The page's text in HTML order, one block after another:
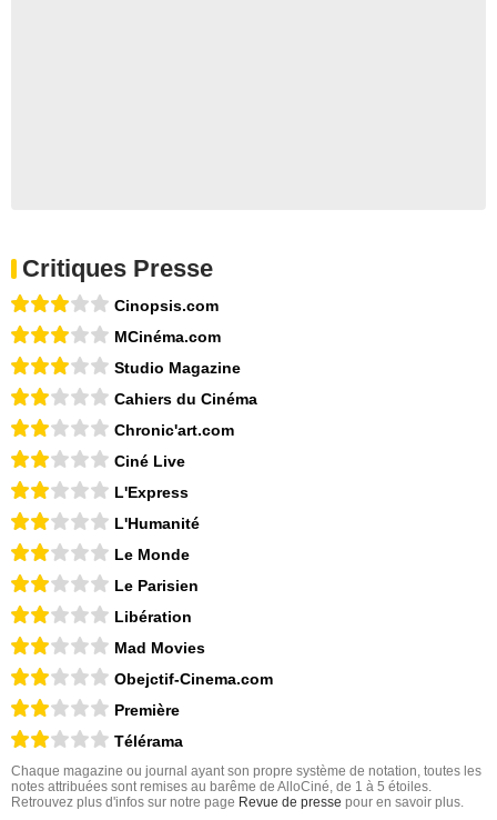
Critiques Presse
Cinopsis.com
MCinéma.com
Studio Magazine
Cahiers du Cinéma
Chronic'art.com
Ciné Live
L'Express
L'Humanité
Le Monde
Le Parisien
Libération
Mad Movies
Obejctif-Cinema.com
Première
Télérama
Chaque magazine ou journal ayant son propre système de notation, toutes les
notes attribuées sont remises au barême de AlloCiné, de 1 à 5 étoiles.
Retrouvez plus d'infos sur notre page Revue de presse pour en savoir plus.